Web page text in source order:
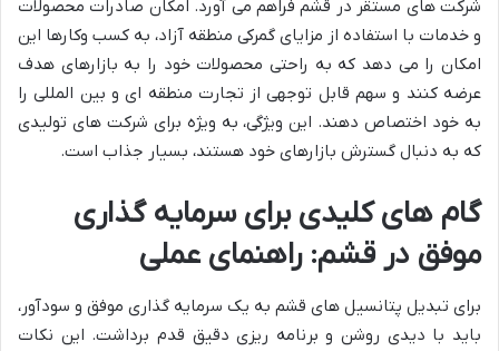
شرکت های مستقر در قشم فراهم می آورد. امکان صادرات محصولات
و خدمات با استفاده از مزایای گمرکی منطقه آزاد، به کسب وکارها این
امکان را می دهد که به راحتی محصولات خود را به بازارهای هدف
عرضه کنند و سهم قابل توجهی از تجارت منطقه ای و بین المللی را
به خود اختصاص دهند. این ویژگی، به ویژه برای شرکت های تولیدی
که به دنبال گسترش بازارهای خود هستند، بسیار جذاب است.
گام های کلیدی برای سرمایه گذاری
موفق در قشم: راهنمای عملی
برای تبدیل پتانسیل های قشم به یک سرمایه گذاری موفق و سودآور،
باید با دیدی روشن و برنامه ریزی دقیق قدم برداشت. این نکات